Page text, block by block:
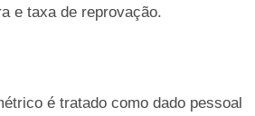
e taxa de reprovação.
é tratado como dado pessoal